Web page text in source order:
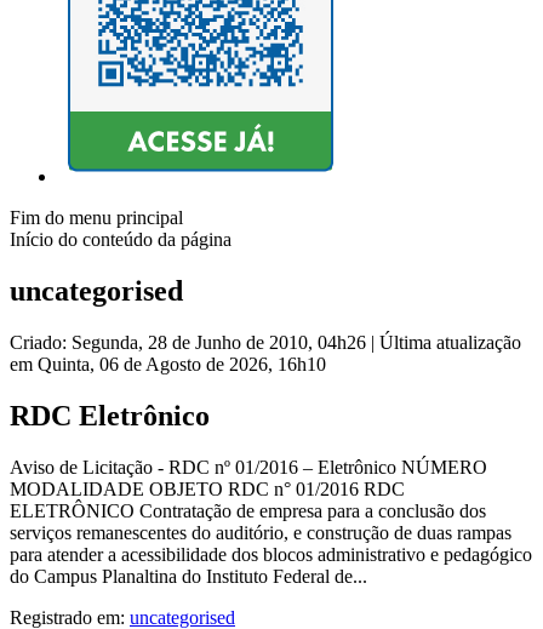
Fim do menu principal
Início do conteúdo da página
uncategorised
Criado: Segunda, 28 de Junho de 2010, 04h26 | Última atualização
em Quinta, 06 de Agosto de 2026, 16h10
RDC Eletrônico
Aviso de Licitação - RDC nº 01/2016 – Eletrônico NÚMERO
MODALIDADE OBJETO RDC n° 01/2016 RDC
ELETRÔNICO Contratação de empresa para a conclusão dos
serviços remanescentes do auditório, e construção de duas rampas
para atender a acessibilidade dos blocos administrativo e pedagógico
do Campus Planaltina do Instituto Federal de...
Registrado em: uncategorised